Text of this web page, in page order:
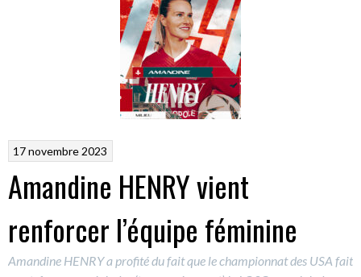
17 novembre 2023
Amandine HENRY vient
renforcer l’équipe féminine
Amandine HENRY a profité du fait que le championnat des USA fait